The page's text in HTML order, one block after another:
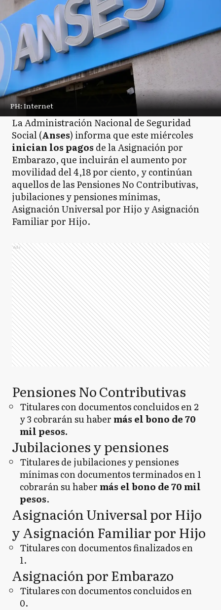
PH: Internet
La Administración Nacional de Seguridad
Social (Anses) informa que este miércoles
inician los pagos de la Asignación por
Embarazo, que incluirán el aumento por
movilidad del 4,18 por ciento, y continúan
aquellos de las Pensiones No Contributivas,
jubilaciones y pensiones mínimas,
Asignación Universal por Hijo y Asignación
Familiar por Hijo.
Ads
Pensiones No Contributivas
Titulares con documentos concluidos en 2
y 3 cobrarán su haber más el bono de 70
mil pesos.
Jubilaciones y pensiones
Titulares de jubilaciones y pensiones
mínimas con documentos terminados en 1
cobrarán su haber más el bono de 70 mil
pesos.
Asignación Universal por Hijo
y Asignación Familiar por Hijo
Titulares con documentos finalizados en
1.
Asignación por Embarazo
Titulares con documentos concluidos en
0.